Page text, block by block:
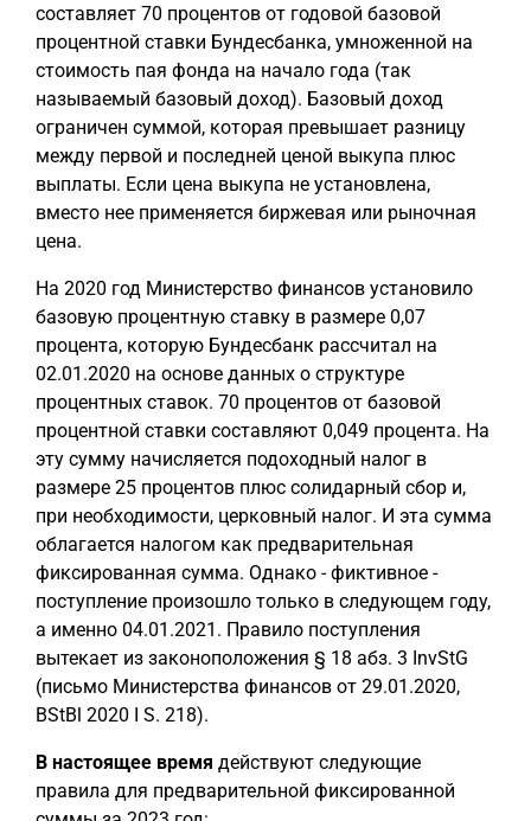
составляет 70 процентов от годовой базовой
процентной ставки Бундесбанка, умноженной на
стоимость пая фонда на начало года (так
называемый базовый доход). Базовый доход
ограничен суммой, которая превышает разницу
между первой и последней ценой выкупа плюс
выплаты. Если цена выкупа не установлена,
вместо нее применяется биржевая или рыночная
цена.
На 2020 год Министерство финансов установило
базовую процентную ставку в размере 0,07
процента, которую Бундесбанк рассчитал на
02.01.2020 на основе данных о структуре
процентных ставок. 70 процентов от базовой
процентной ставки составляют 0,049 процента. На
эту сумму начисляется подоходный налог в
размере 25 процентов плюс солидарный сбор и,
при необходимости, церковный налог. И эта сумма
облагается налогом как предварительная
фиксированная сумма. Однако - фиктивное -
поступление произошло только в следующем году,
а именно 04.01.2021. Правило поступления
вытекает из законоположения § 18 абз. 3 InvStG
(письмо Министерства финансов от 29.01.2020,
BStBl 2020 I S. 218).
В настоящее время действуют следующие
правила для предварительной фиксированной